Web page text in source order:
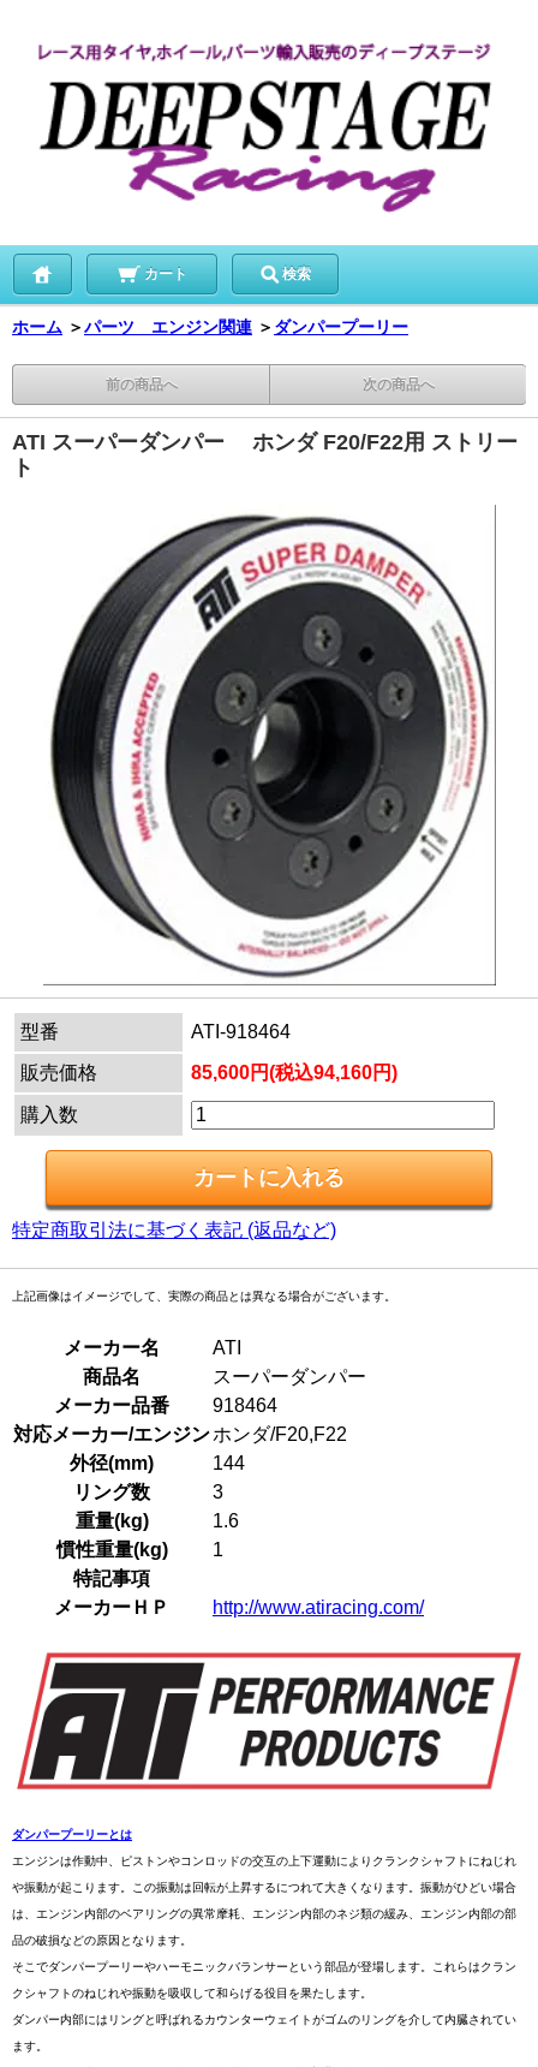
カート 検索
ホーム ＞パーツ エンジン関連 ＞ ダンパープーリー
前の商品へ 次の商品へ
ATI スーパーダンパー ホンダ F20/F22用 ストリー
ト
型番
ATI-918464
販売価格
85,600円(税込94,160円)
購入数
特定商取引法に基づく表記 (返品など)
上記画像はイメージでして、実際の商品とは異なる場合がございます。
メーカー名
ATI
商品名
スーパーダンパー
メーカー品番
918464
対応メーカー/エンジンホンダ/F20,F22
外径(mm)
144
リング数
3
重量(kg)
1.6
慣性重量(kg)
1
特記事項
メーカーＨＰ
http://www.atiracing.com/
ダンパープーリーとは
エンジンは作動中、ピストンやコンロッドの交互の上下運動によりクランクシャフトにねじれ
や振動が起こります。この振動は回転が上昇するにつれて大きくなります。振動がひどい場合
は、エンジン内部のベアリングの異常摩耗、エンジン内部のネジ類の緩み、エンジン内部の部
品の破損などの原因となります。
そこでダンパープーリーやハーモニックバランサーという部品が登場します。これらはクラン
クシャフトのねじれや振動を吸収して和らげる役目を果たします。
ダンパー内部にはリングと呼ばれるカウンターウェイトがゴムのリングを介して内臓されてい
ます。